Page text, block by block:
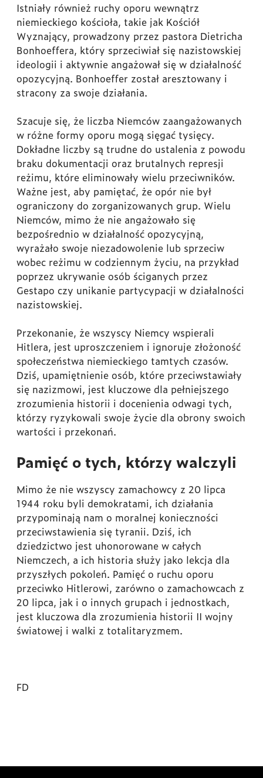
Istniały również ruchy oporu wewnątrz
niemieckiego kościoła, takie jak Kościół
Wyznający, prowadzony przez pastora Dietricha
Bonhoeffera, który sprzeciwiał się nazistowskiej
ideologii i aktywnie angażował się w działalność
opozycyjną. Bonhoeffer został aresztowany i
stracony za swoje działania.
Szacuje się, że liczba Niemców zaangażowanych
w różne formy oporu mogą sięgać tysięcy.
Dokładne liczby są trudne do ustalenia z powodu
braku dokumentacji oraz brutalnych represji
reżimu, które eliminowały wielu przeciwników.
Ważne jest, aby pamiętać, że opór nie był
ograniczony do zorganizowanych grup. Wielu
Niemców, mimo że nie angażowało się
bezpośrednio w działalność opozycyjną,
wyrażało swoje niezadowolenie lub sprzeciw
wobec reżimu w codziennym życiu, na przykład
poprzez ukrywanie osób ściganych przez
Gestapo czy unikanie partycypacji w działalności
nazistowskiej.
Przekonanie, że wszyscy Niemcy wspierali
Hitlera, jest uproszczeniem i ignoruje złożoność
społeczeństwa niemieckiego tamtych czasów.
Dziś, upamiętnienie osób, które przeciwstawiały
się nazizmowi, jest kluczowe dla pełniejszego
zrozumienia historii i docenienia odwagi tych,
którzy ryzykowali swoje życie dla obrony swoich
wartości i przekonań.
Pamięć o tych, którzy walczyli
Mimo że nie wszyscy zamachowcy z 20 lipca
1944 roku byli demokratami, ich działania
przypominają nam o moralnej konieczności
przeciwstawienia się tyranii. Dziś, ich
dziedzictwo jest uhonorowane w całych
Niemczech, a ich historia służy jako lekcja dla
przyszłych pokoleń. Pamięć o ruchu oporu
przeciwko Hitlerowi, zarówno o zamachowcach z
20 lipca, jak i o innych grupach i jednostkach,
jest kluczowa dla zrozumienia historii II wojny
światowej i walki z totalitaryzmem.
FD